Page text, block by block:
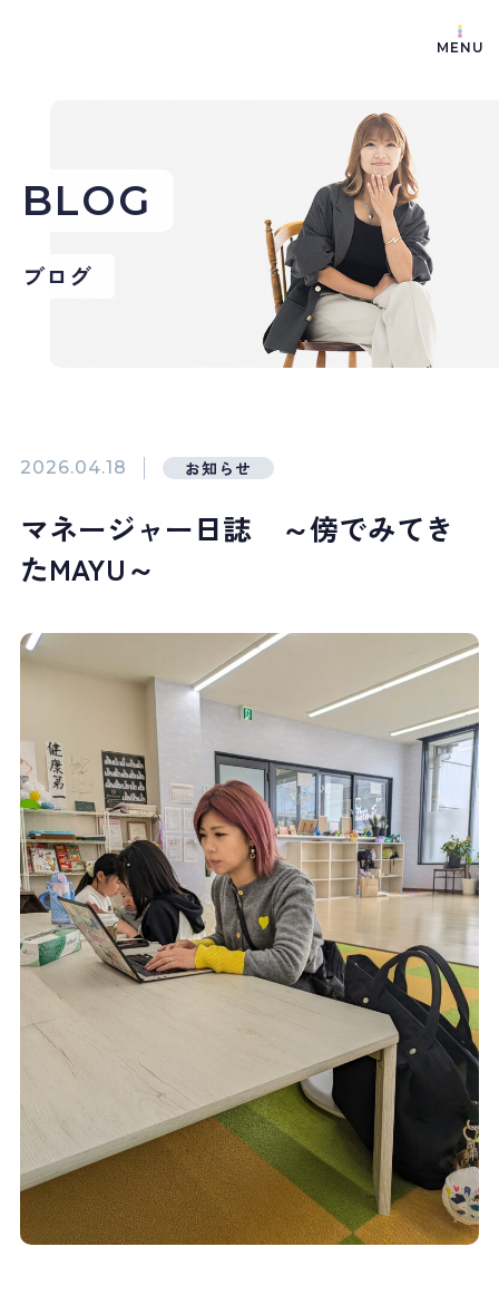
MENU
BLOG
ブログ
2026.04.18 お知らせ
マネージャー日誌 ～傍でみてき
たMAYU～